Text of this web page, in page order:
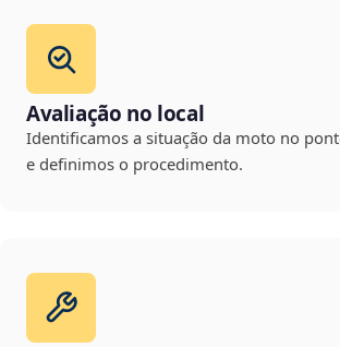
Avaliação no local
Identificamos a situação da moto no
e definimos o procedimento.